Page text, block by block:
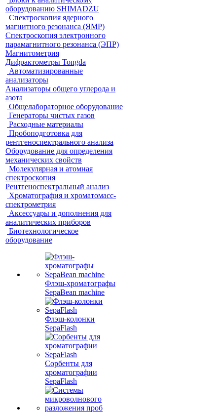
оборудованию SHIMADZU
Спектроскопия ядерного
магнитного резонанса (ЯМР)
Спектроскопия электронного
парамагнитного резонанса (ЭПР)
Магнитометрия
Дифрактометры Tongda
Автоматизированные
анализаторы
Анализаторы общего углерода и
азота
Общелабораторное оборудование
Генераторы чистых газов
Расходные материалы
Пробоподготовка для
рентгеноспектрального анализа
Оборудование для определения
механических свойств
Молекулярная и атомная
спектроскопия
Рентгеноспектральный анализ
Хроматография и хроматомасс-
спектрометрия
Аксессуары и дополнения для
аналитических приборов
Биотехнологическое
оборудование
Флэш-хроматографы
SepaBean machine
Флэш-колонки
SepaFlash
Сорбенты для
хроматографии
SepaFlash